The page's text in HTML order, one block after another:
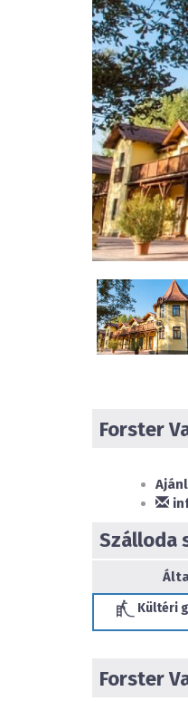
Forster
Szálloda
Kültéri
Forster